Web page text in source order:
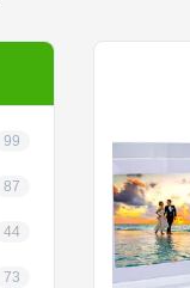
99
87
44
73